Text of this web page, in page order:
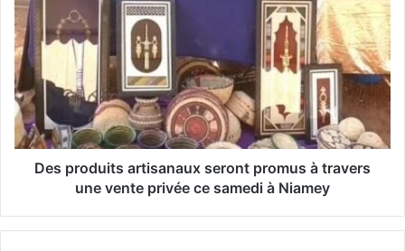
a
i
l
Des produits artisanaux seront promus à travers
une vente privée ce samedi à Niamey